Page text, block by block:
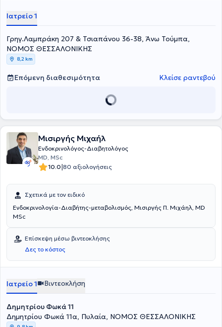
Ιατρείο 1
Γρηγ.Λαμπράκη 207 & Τσιαπάνου 36-38, Άνω Τούμπα,
ΝΟΜΟΣ ΘΕΣΣΑΛΟΝΙΚΗΣ
8,2 km
Επόμενη διαθεσιμότητα Κλείσε ραντεβού
Μισιργής Μιχαήλ
Ενδοκρινολόγος-Διαβητολόγος
MD, MSc
10.0|80 αξιολογήσεις
Σχετικά με τον ειδικό
Ενδοκρινολογία-Διαβήτης-μεταβολισμός, Μισιργής Π. Μιχάηλ, MD
MSc
Επίσκεψη μέσω βιντεοκλήσης
Δες το κόστος
Ιατρείο 1 Βιντεοκλήση
Δημητρίου Φωκά 11
Δημητρίου Φωκά 11α, Πυλαία, ΝΟΜΟΣ ΘΕΣΣΑΛΟΝΙΚΗΣ